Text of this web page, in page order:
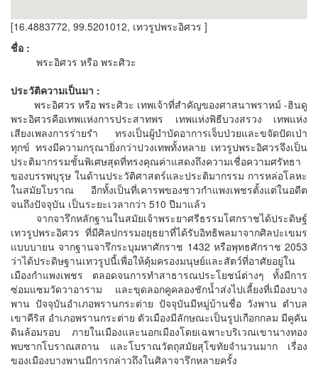
[16.4883772, 99.5201012, เทวรูปพระอิศวร ]
ชื่อ :
พระอิศวร หรือ พระศิวะ
ประวัติความเป็นมา :
พระอิศวร หรือ พระศิวะ เทพเจ้าที่สำคัญของศาสนาพราหม์ -ฮินดู
พระอิศวรคือเทพแห่งการประสาทพร เทพแห่งพิธีบวงสรวง เทพแห่ง
เสียงเพลงการร่ายรำ ทรงเป็นผู้บำบัดอาการเจ็บป่วยและขจัดปัดเป่า
ทุกข์ ทรงมีความกรุณายิ่งกว่าปวงเทพทั้งหลาย เทวรูปพระอิศวรจึงเป็น
ประติมากรรมชั้นพิเศษสุดที่ทรงคุณค่าแสดงถึงความเชื่อความศรัทธา
ของบรรพบุรุษ ในด้านประวัติศาสตร์และประติมากรรม การหล่อโลหะ
ในสมัยโบราณ อีกทั้งเป็นที่เคารพของชาวกำแพงเพชรตั้งแต่ในอดีต
จนถึงปัจจุบัน เป็นระยะเวลากว่า 510 ปีมาแล้ว
จากจารึกหลักฐานในสมัยเจ้าพระยาศรีธรรมโศกราชได้ประดิษฐ์
เทวรูปพระอิศวร ที่มีศิลปกรรมอยุธยาที่ได้รับอิทธิพลมาจากศิลปะเขมร
แบบบายน จากฐานจารึกระบุมหาศักราช 1432 หรือพุทธศักราช 2053
ว่าได้ประดิษฐานเทวรูปนี้เพื่อให้คุ้มครองมนุษย์และสัตว์ที่อาศัยอยู่ใน
เมืองกำแพงเพชร ตลอดจนการทำสาธารณประโยชน์ต่างๆ ทั้งมีการ
ซ่อมแซมวัดวาอาราม และขุดลอกคูคลองชักน้ำส่งไปเลี้ยงที่เมืองบาง
พาน ปัจจุบันอำเภอพรานกระต่าย ปัจจุบันมีหมู่บ้านชื่อ วังพาน ตำบล
เขาคีริส อำเภอพรานกระต่าย ตัวเมืองมีลักษณะเป็นรูปเกือกกลม มีคูคัน
ดินล้อมรอบ ภายในเมืองและนอกเมืองโดยเฉพาะบริเวณเขานางทอง
พบซากโบราณสถาน และโบราณวัตถุสมัยสุโขทัยจำนวนมาก เรื่อง
ของเมืองบางพานมีการกล่าวถึงในศิลาจารึกหลายครั้ง